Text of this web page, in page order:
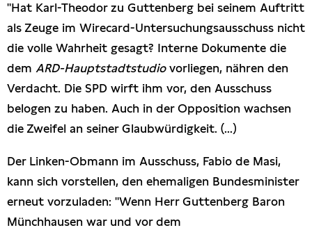
Presseschau
Publikationen
Anfragen (Archivseite)
"Hat Karl-Theodor zu Guttenberg bei seinem Auftritt
als Zeuge im Wirecard-Untersuchungsausschuss nicht
die volle Wahrheit gesagt? Interne Dokumente die
dem ARD-Hauptstadtstudiovorliegen, nähren den
Verdacht. Die SPD wirft ihm vor, den Ausschuss
belogen zu haben. Auch in der Opposition wachsen
die Zweifel an seiner Glaubwürdigkeit. (...)
Der Linken-Obmann im Ausschuss, Fabio de Masi,
kann sich vorstellen, den ehemaligen Bundesminister
erneut vorzuladen: "Wenn Herr Guttenberg Baron
Münchhausen war und vor dem